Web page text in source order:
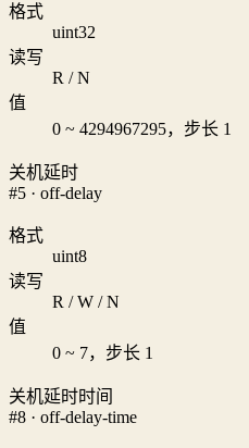
格式
uint32
读写
R / N
值
0 ~ 4294967295，步长 1
关机延时
#5 · off-delay
格式
uint8
读写
R / W / N
值
0 ~ 7，步长 1
关机延时时间
#8 · off-delay-time